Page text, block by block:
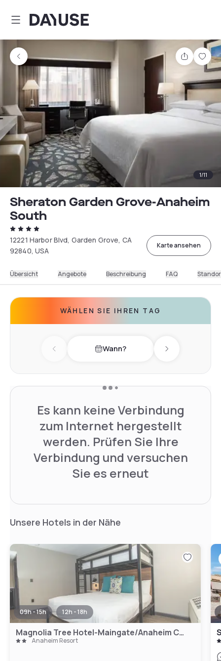
Dayuse
Teilen
1/11
Sheraton Garden Grove-Anaheim
South
12221 Harbor Blvd, Garden Grove, CA
92840, USA
Karte ansehen
Übersicht Angebote Beschreibung FAQ
WÄHLEN SIE IHREN TAG
Previous day Wann? Next day
Es kann keine Verbindung
zum Internet hergestellt
werden. Prüfen Sie Ihre
Verbindung und versuchen
Sie es erneut
Unsere Hotels in der Nähe
09h - 15h 12h - 18h
Magnolia Tree Hotel-Maingate/Anaheim Convention Center
Anaheim Resort